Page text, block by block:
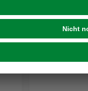
Kunststoff-